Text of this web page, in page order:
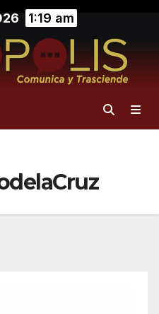
1:19 am